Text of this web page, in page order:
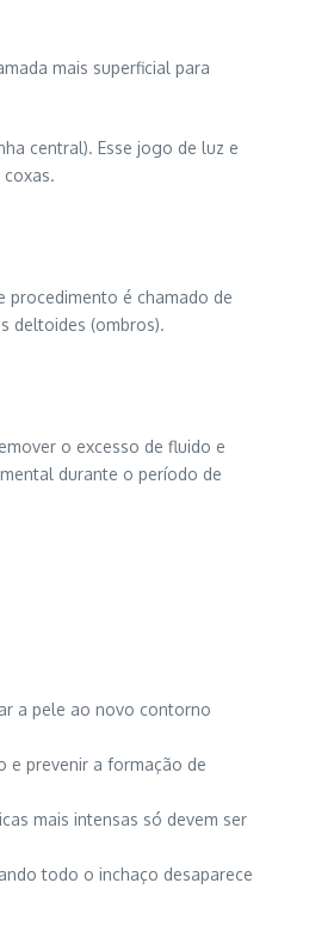
mais superficial para
central). Esse jogo de luz e
procedimento é chamado de
deltoides (ombros).
o excesso de fluido e
durante o período de
a pele ao novo contorno
e prevenir a formação de
mais intensas só devem ser
todo o inchaço desaparece